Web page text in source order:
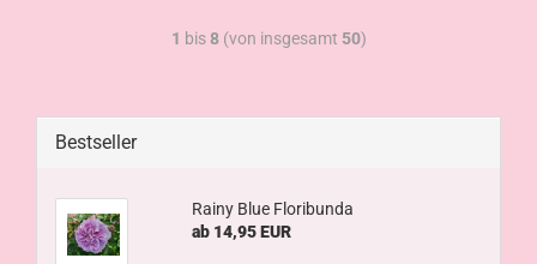
1 bis8(von insgesamt 50)
Bestseller
Rainy Blue Floribunda
ab 14,95 EUR